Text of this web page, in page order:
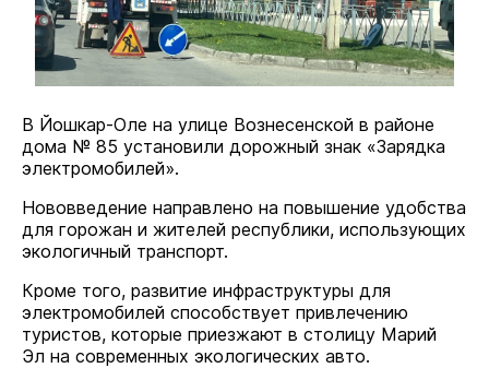
В Йошкар-Оле на улице Вознесенской в районе
дома № 85 установили дорожный знак «Зарядка
электромобилей».
Нововведение направлено на повышение удобства
для горожан и жителей республики, использующих
экологичный транспорт.
Кроме того, развитие инфраструктуры для
электромобилей способствует привлечению
туристов, которые приезжают в столицу Марий
Эл на современных экологических авто.